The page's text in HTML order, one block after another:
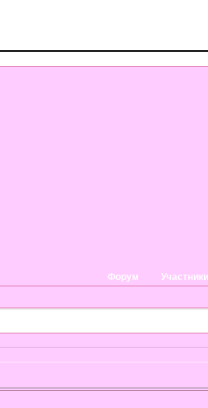
Форум Участники